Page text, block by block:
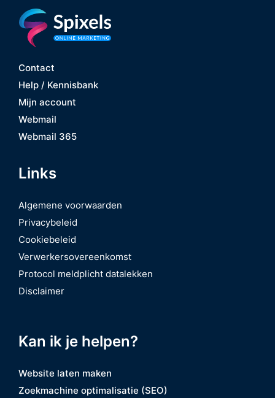
Contact
Help / Kennisbank
Mijn account
Webmail
Webmail 365
Links
Algemene voorwaarden
Privacybeleid
Cookiebeleid
Verwerkersovereenkomst
Protocol meldplicht datalekken
Disclaimer
Kan ik je helpen?
Website laten maken
Zoekmachine optimalisatie (SEO)